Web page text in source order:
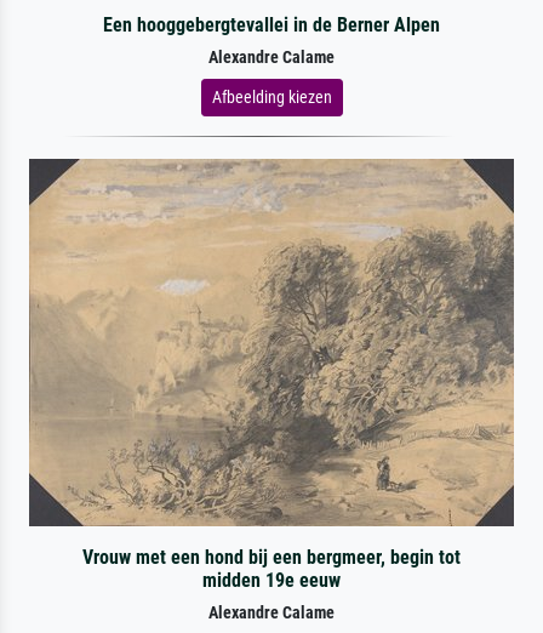
Een hooggebergtevallei in de Berner Alpen
Alexandre Calame
Afbeelding kiezen
Vrouw met een hond bij een bergmeer, begin tot
midden 19e eeuw
Alexandre Calame